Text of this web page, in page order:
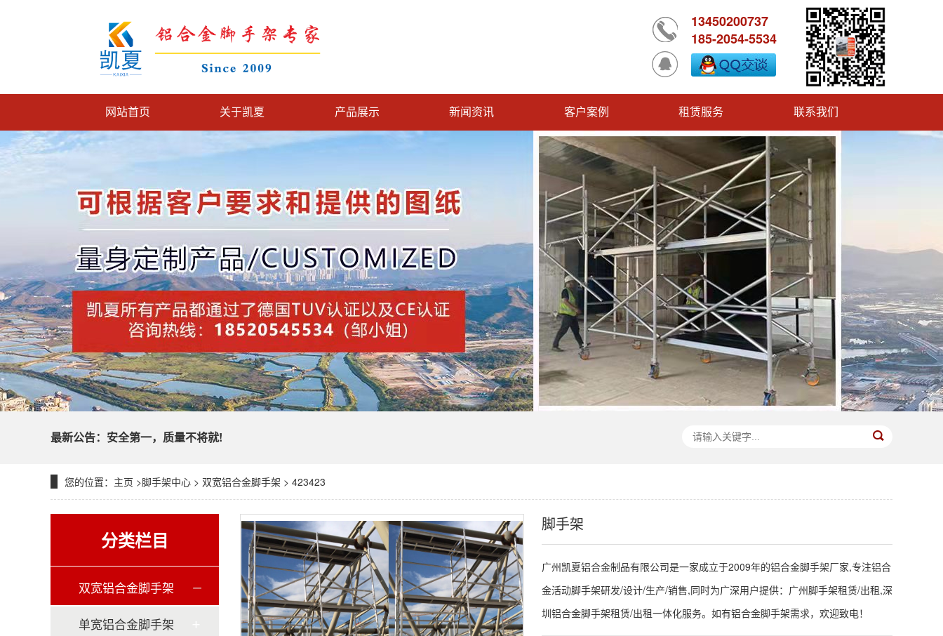
13450200737
185-2054-5534
网站首页 关于凯夏 产品展示 新闻资讯 客户案例 租赁服务 联系我们
最新公告：安全第一，质量不将就!
您的位置： 主页 >脚手架中心 > 双宽铝合金脚手架 > 423423
分类栏目
双宽铝合金脚手架
单宽铝合金脚手架
脚手架
脚手架
广州凯夏铝合金制品有限公司是一家成立于2009年的铝合金脚手架厂家,专注铝合
金活动脚手架研发/设计/生产/销售,同时为广深用户提供：广州脚手架租赁/出租,深
圳铝合金脚手架租赁/出租一体化服务。如有铝合金脚手架需求，欢迎致电！